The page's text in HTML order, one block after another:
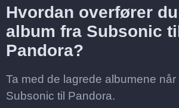
Hvordan overfører
album fra Subsonic
Pandora?
Ta med de lagrede albumene når
Subsonic til Pandora.